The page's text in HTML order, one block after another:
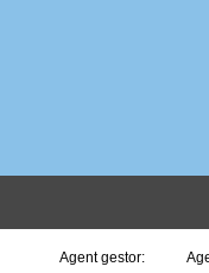
Agent gestor: